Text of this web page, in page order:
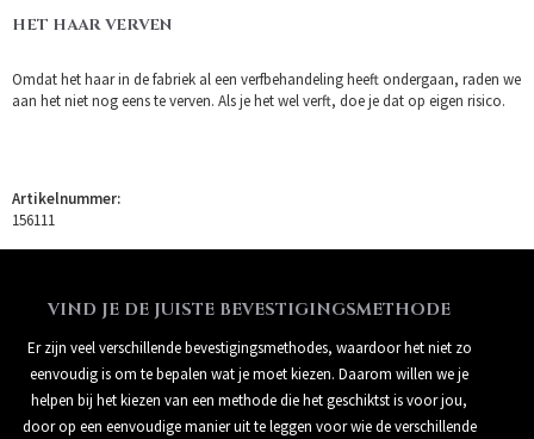
HET HAAR VERVEN
Omdat het haar in de fabriek al een verfbehandeling heeft ondergaan, raden we
aan het niet nog eens te verven. Als je het wel verft, doe je dat op eigen risico.
Artikelnummer:
156111
VIND JE DE JUISTE BEVESTIGINGSMETHODE
Er zijn veel verschillende bevestigingsmethodes, waardoor het niet zo
eenvoudig is om te bepalen wat je moet kiezen. Daarom willen we je
helpen bij het kiezen van een methode die het geschiktst is voor jou,
door op een eenvoudige manier uit te leggen voor wie de verschillende